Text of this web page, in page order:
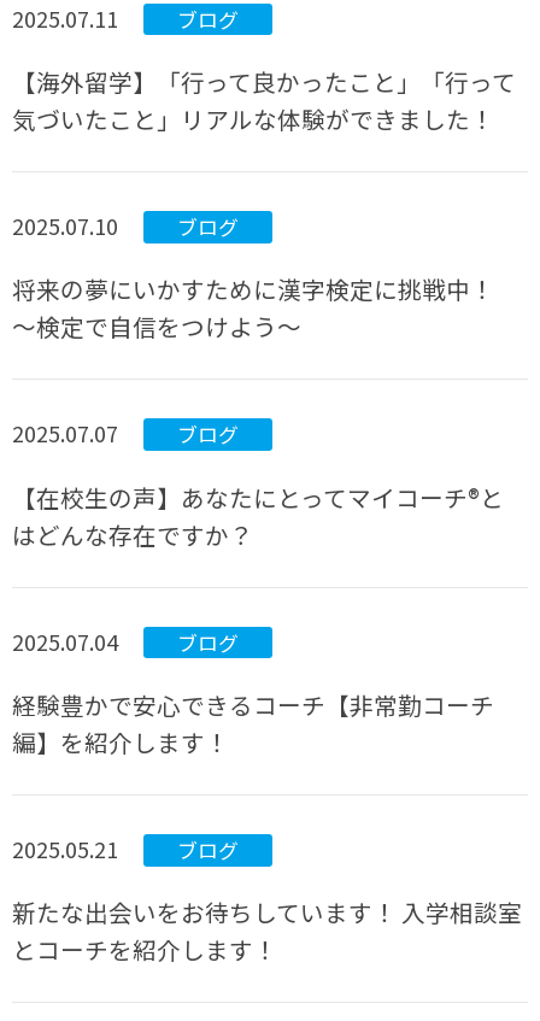
2025.07.11 ブログ
【海外留学】「行って良かったこと」「行って
気づいたこと」リアルな体験ができました！
2025.07.10 ブログ
将来の夢にいかすために漢字検定に挑戦中！
～検定で自信をつけよう～
2025.07.07 ブログ
【在校生の声】あなたにとってマイコーチ®と
はどんな存在ですか？
2025.07.04 ブログ
経験豊かで安心できるコーチ【非常勤コーチ
編】を紹介します！
2025.05.21 ブログ
新たな出会いをお待ちしています！ 入学相談室
とコーチを紹介します！